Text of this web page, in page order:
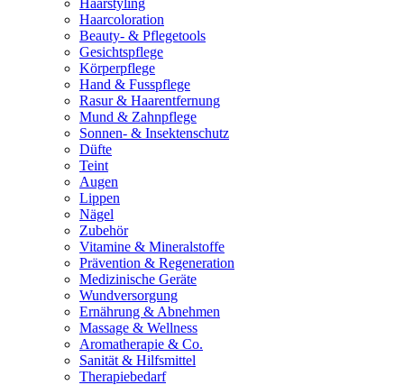
Haarstyling
Haarcoloration
Beauty- & Pflegetools
Gesichtspflege
Körperpflege
Hand & Fusspflege
Rasur & Haarentfernung
Mund & Zahnpflege
Sonnen- & Insektenschutz
Düfte
Teint
Augen
Lippen
Nägel
Zubehör
Vitamine & Mineralstoffe
Prävention & Regeneration
Medizinische Geräte
Wundversorgung
Ernährung & Abnehmen
Massage & Wellness
Aromatherapie & Co.
Sanität & Hilfsmittel
Therapiebedarf